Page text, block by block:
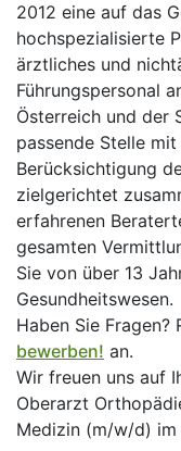
2012 eine auf das
hochspezialisierte
ärztliches und
Führungspersonal
Österreich und der
passende Stelle
Berücksichtigung
zielgerichtet
erfahrenen
gesamten
Sie von über 13
Gesundheitswesen.
Haben Sie Fragen?
bewerben! an.
Wir freuen uns auf
Oberarzt
Medizin (m/w/d) im